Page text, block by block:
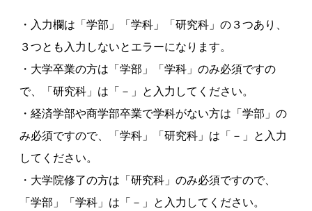
・入力欄は「学部」「学科」「研究科」の３つあり、
３つとも入力しないとエラーになります。
・大学卒業の方は「学部」「学科」のみ必須ですの
で、「研究科」は「－」と入力してください。
・経済学部や商学部卒業で学科がない方は「学部」の
み必須ですので、「学科」「研究科」は「－」と入力
してください。
・大学院修了の方は「研究科」のみ必須ですので、
「学部」「学科」は「－」と入力してください。